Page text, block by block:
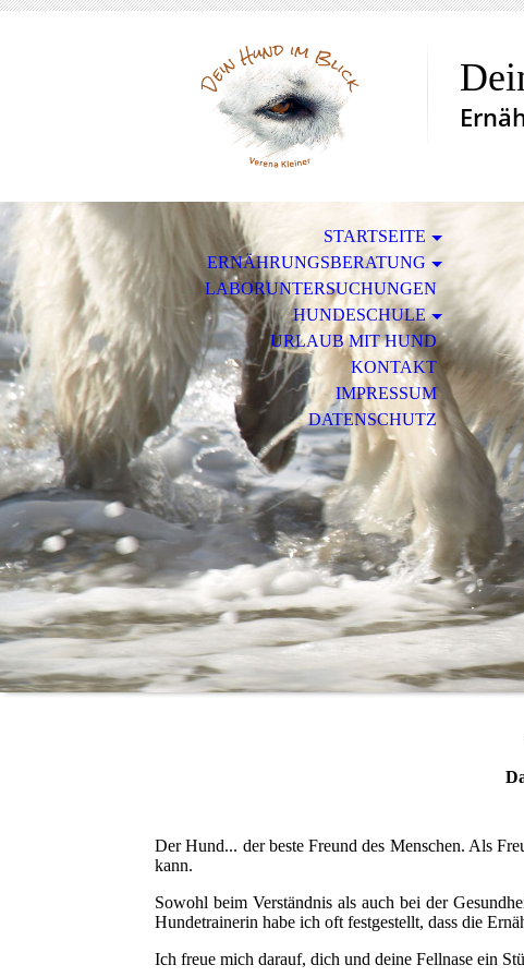
STARTSEITE
ERNÄHRUNGSBERATUNG
LABORUNTERSUCHUNGEN
HUNDESCHULE
URLAUB MIT HUND
KONTAKT
IMPRESSUM
DATENSCHUTZ
Der Hund... der beste Freund des Menschen. Als
kann.
Sowohl beim Verständnis als auch bei der
Hundetrainerin habe ich oft festgestellt, dass die
Ich freue mich darauf, dich und deine Fellnase ein